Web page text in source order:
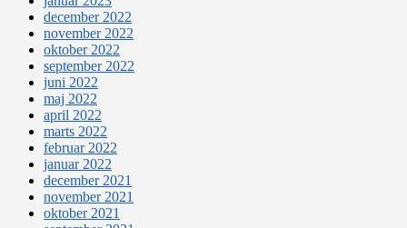
december 2022
november 2022
oktober 2022
september 2022
juni 2022
maj 2022
april 2022
marts 2022
februar 2022
januar 2022
december 2021
november 2021
oktober 2021